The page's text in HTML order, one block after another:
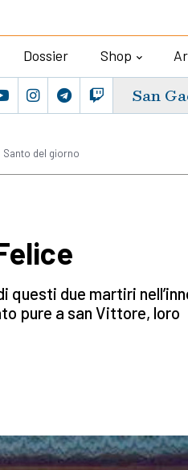
Dossier Shop
San
Santo del giorno
questi due martiri
pure a san Vittore, loro